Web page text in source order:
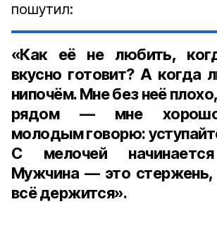
пошутил:
«Как её не любить,
вкусно готовит? А когда
нипочём. Мне без неё
рядом — мне
молодым говорю:
С мелочей
Мужчина — это стержень,
всё держится».